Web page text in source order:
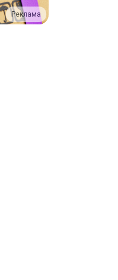
Реклама